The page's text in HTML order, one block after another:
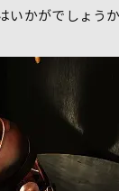
いかがでしょうか